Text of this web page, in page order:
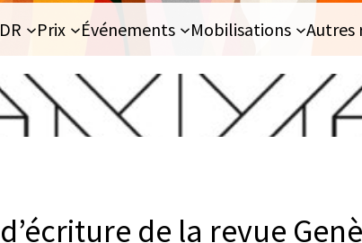
Prix Événements Mobilisations Autres
de la revue